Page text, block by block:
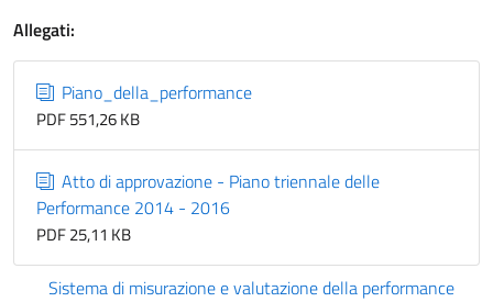
Allegati:
Piano_della_performance
PDF 551,26 KB
Atto di approvazione - Piano triennale delle
Performance 2014 - 2016
PDF 25,11 KB
Sistema di misurazione e valutazione della performance